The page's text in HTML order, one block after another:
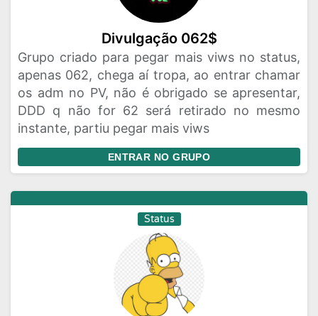
Divulgação 062$
Grupo criado para pegar mais viws no status,
apenas 062, chega aí tropa, ao entrar chamar
os adm no PV, não é obrigado se apresentar,
DDD q não for 62 será retirado no mesmo
instante, partiu pegar mais viws
ENTRAR NO GRUPO
Status